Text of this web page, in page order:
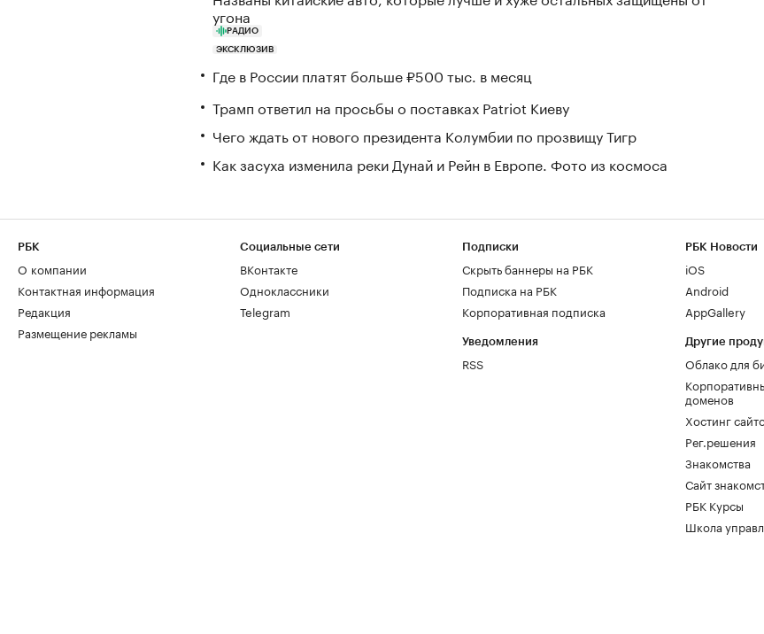
угона
РАДИО
ЭКСКЛЮЗИВ
Где в России платят больше ₽500 тыс. в месяц
Трамп ответил на просьбы о поставках Patriot Киеву
Чего ждать от нового президента Колумбии по прозвищу Тигр
Как засуха изменила реки Дунай и Рейн в Европе. Фото из космоса
РБК
О компании
Контактная информация
Редакция
Размещение рекламы
Социальные сети
ВКонтакте
Одноклассники
Telegram
Подписки
Скрыть баннеры на РБК
Подписка на РБК
Корпоративная подписка
Уведомления
RSS
РБК Новости
iOS
Android
AppGallery
Другие
Облако для
доменов
Хостинг
Рег.решения
Знакомства
Сайт
РБК Курсы
Школа